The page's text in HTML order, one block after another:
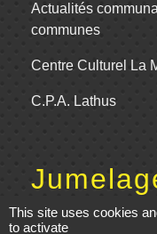
Actualités
communes
Centre Culturel La
C.P.A. Lathus
Comité
This site uses cookies
to activate